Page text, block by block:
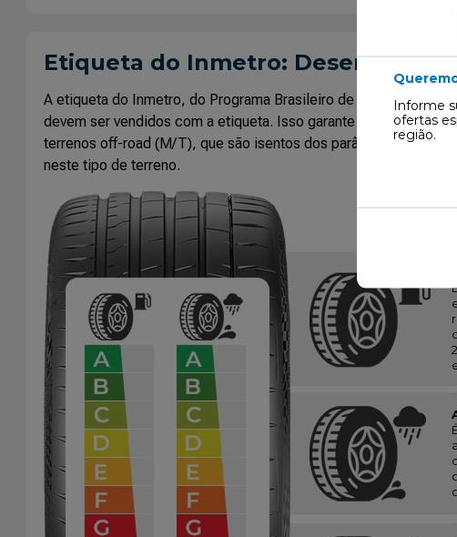
Informe
ofertas
região.
Etiqueta do Inmetro: Desempenho
A etiqueta do Inmetro, do Programa Brasileiro de Etiquetagem
devem ser vendidos com a etiqueta. Isso garante que todos os
terrenos off-road (M/T), que são isentos dos parâmetros base
neste tipo de terreno.